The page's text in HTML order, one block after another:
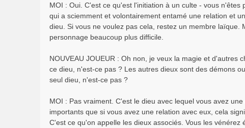
MOI : Oui. C'est ce qu'est l'initiation à un culte - vous
qui a sciemment et volontairement entamé une relation et
dieu. Si vous ne voulez pas cela, restez un membre
personnage beaucoup plus difficile.
NOUVEAU JOUEUR : Oh non, je veux la magie et d'autres
ce dieu, n'est-ce pas ? Les autres dieux sont des démons
seul dieu, n'est-ce pas ?
MOI : Pas vraiment. C'est le dieu avec lequel vous avez
importants que si vous avez une relation avec eux, cela
C'est ce qu'on appelle les dieux associés. Vous les